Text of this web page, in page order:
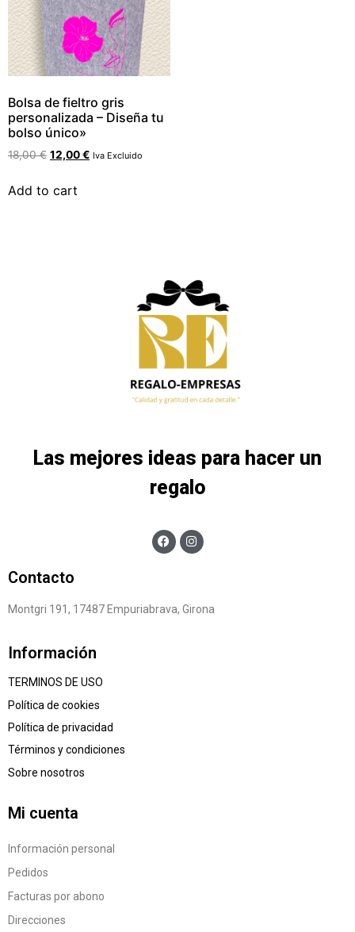
Bolsa de fieltro gris
personalizada – Diseña tu
bolso único»
18,00€ 12,00€ Iva Excluido
Add to cart
Las mejores ideas para hacer un
regalo
Contacto
Montgri 191, 17487 Empuriabrava, Girona
Información
TERMINOS DE USO
Política de cookies
Política de privacidad
Términos y condiciones
Sobre nosotros
Mi cuenta
Información personal
Pedidos
Facturas por abono
Direcciones